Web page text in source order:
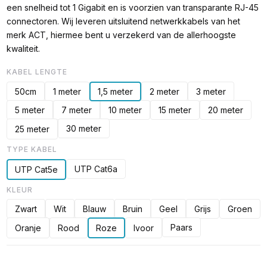
een snelheid tot 1 Gigabit en is voorzien van transparante RJ-45
connectoren. Wij leveren uitsluitend netwerkkabels van het
merk ACT, hiermee bent u verzekerd van de allerhoogste
kwaliteit.
KABEL LENGTE
50cm 1 meter 1,5 meter 2 meter
3 meter
5 meter
7 meter 10 meter 15 meter
20 meter
25 meter
30 meter
TYPE KABEL
UTP Cat5e UTP Cat6a
KLEUR
Zwart Wit Blauw Bruin Geel Grijs
Groen
Oranje
Rood Roze Ivoor Paars